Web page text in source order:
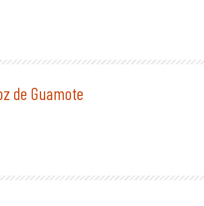
de Guamote